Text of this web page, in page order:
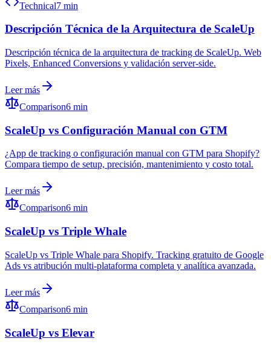
Technical7 min
Descripción Técnica de la Arquitectura de ScaleUp
Descripción técnica de la arquitectura de tracking de ScaleUp. Web
Pixels, Enhanced Conversions y validación server-side.
Leer más
Comparison6 min
ScaleUp vs Configuración Manual con GTM
¿App de tracking o configuración manual con GTM para Shopify?
Compara tiempo de setup, precisión, mantenimiento y costo total.
Leer más
Comparison6 min
ScaleUp vs Triple Whale
ScaleUp vs Triple Whale para Shopify. Tracking gratuito de Google
Ads vs atribución multi-plataforma completa y analítica avanzada.
Leer más
Comparison6 min
ScaleUp vs Elevar